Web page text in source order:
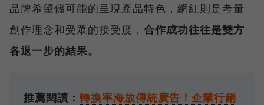
品牌希望儘可能的呈現產品特色，網紅則是考量
創作理念和受眾的接受度， 合作成功往往是雙方
各退一步的結果。
推薦閱讀： 轉換率海放傳統廣告！企業行銷